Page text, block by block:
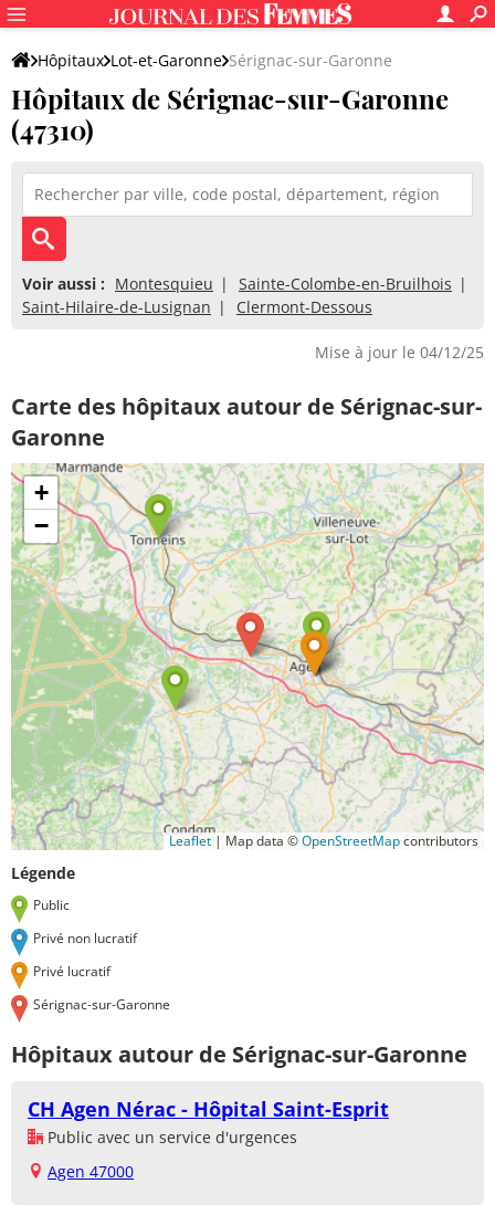
Hôpitaux Lot-et-Garonne Sérignac-sur-Garonne
Hôpitaux de Sérignac-sur-Garonne
(47310)
Voir aussi : Montesquieu
Sainte-Colombe-en-Bruilhois
Saint-Hilaire-de-Lusignan
Clermont-Dessous
Mise à jour le 04/12/25
Carte des hôpitaux autour de Sérignac-sur-
Garonne
+
−
Leaflet | Map data ©OpenStreetMapcontributors
Légende
Public
Privé non lucratif
Privé lucratif
Sérignac-sur-Garonne
Hôpitaux autour de Sérignac-sur-Garonne
CH Agen Nérac - Hôpital Saint-Esprit
Public avec un service d'urgences
Agen 47000